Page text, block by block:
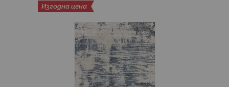
Изгодна цена